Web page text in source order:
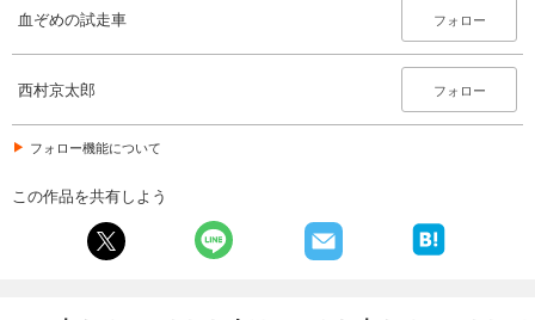
血ぞめの試走車 フォロー
西村京太郎 フォロー
フォロー機能について
この作品を共有しよう